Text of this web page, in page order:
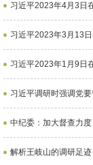
习近平2023年4月3日
习近平2023年3月13
习近平2023年1月9日
习近平调研时强调党
中纪委：加大督查力
解析王岐山的调研足